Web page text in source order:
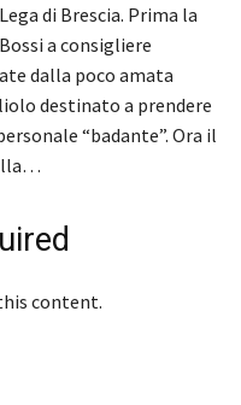
di Brescia. Prima la
a consigliere
dalla poco amata
destinato a prendere
“badante”. Ora il
content.